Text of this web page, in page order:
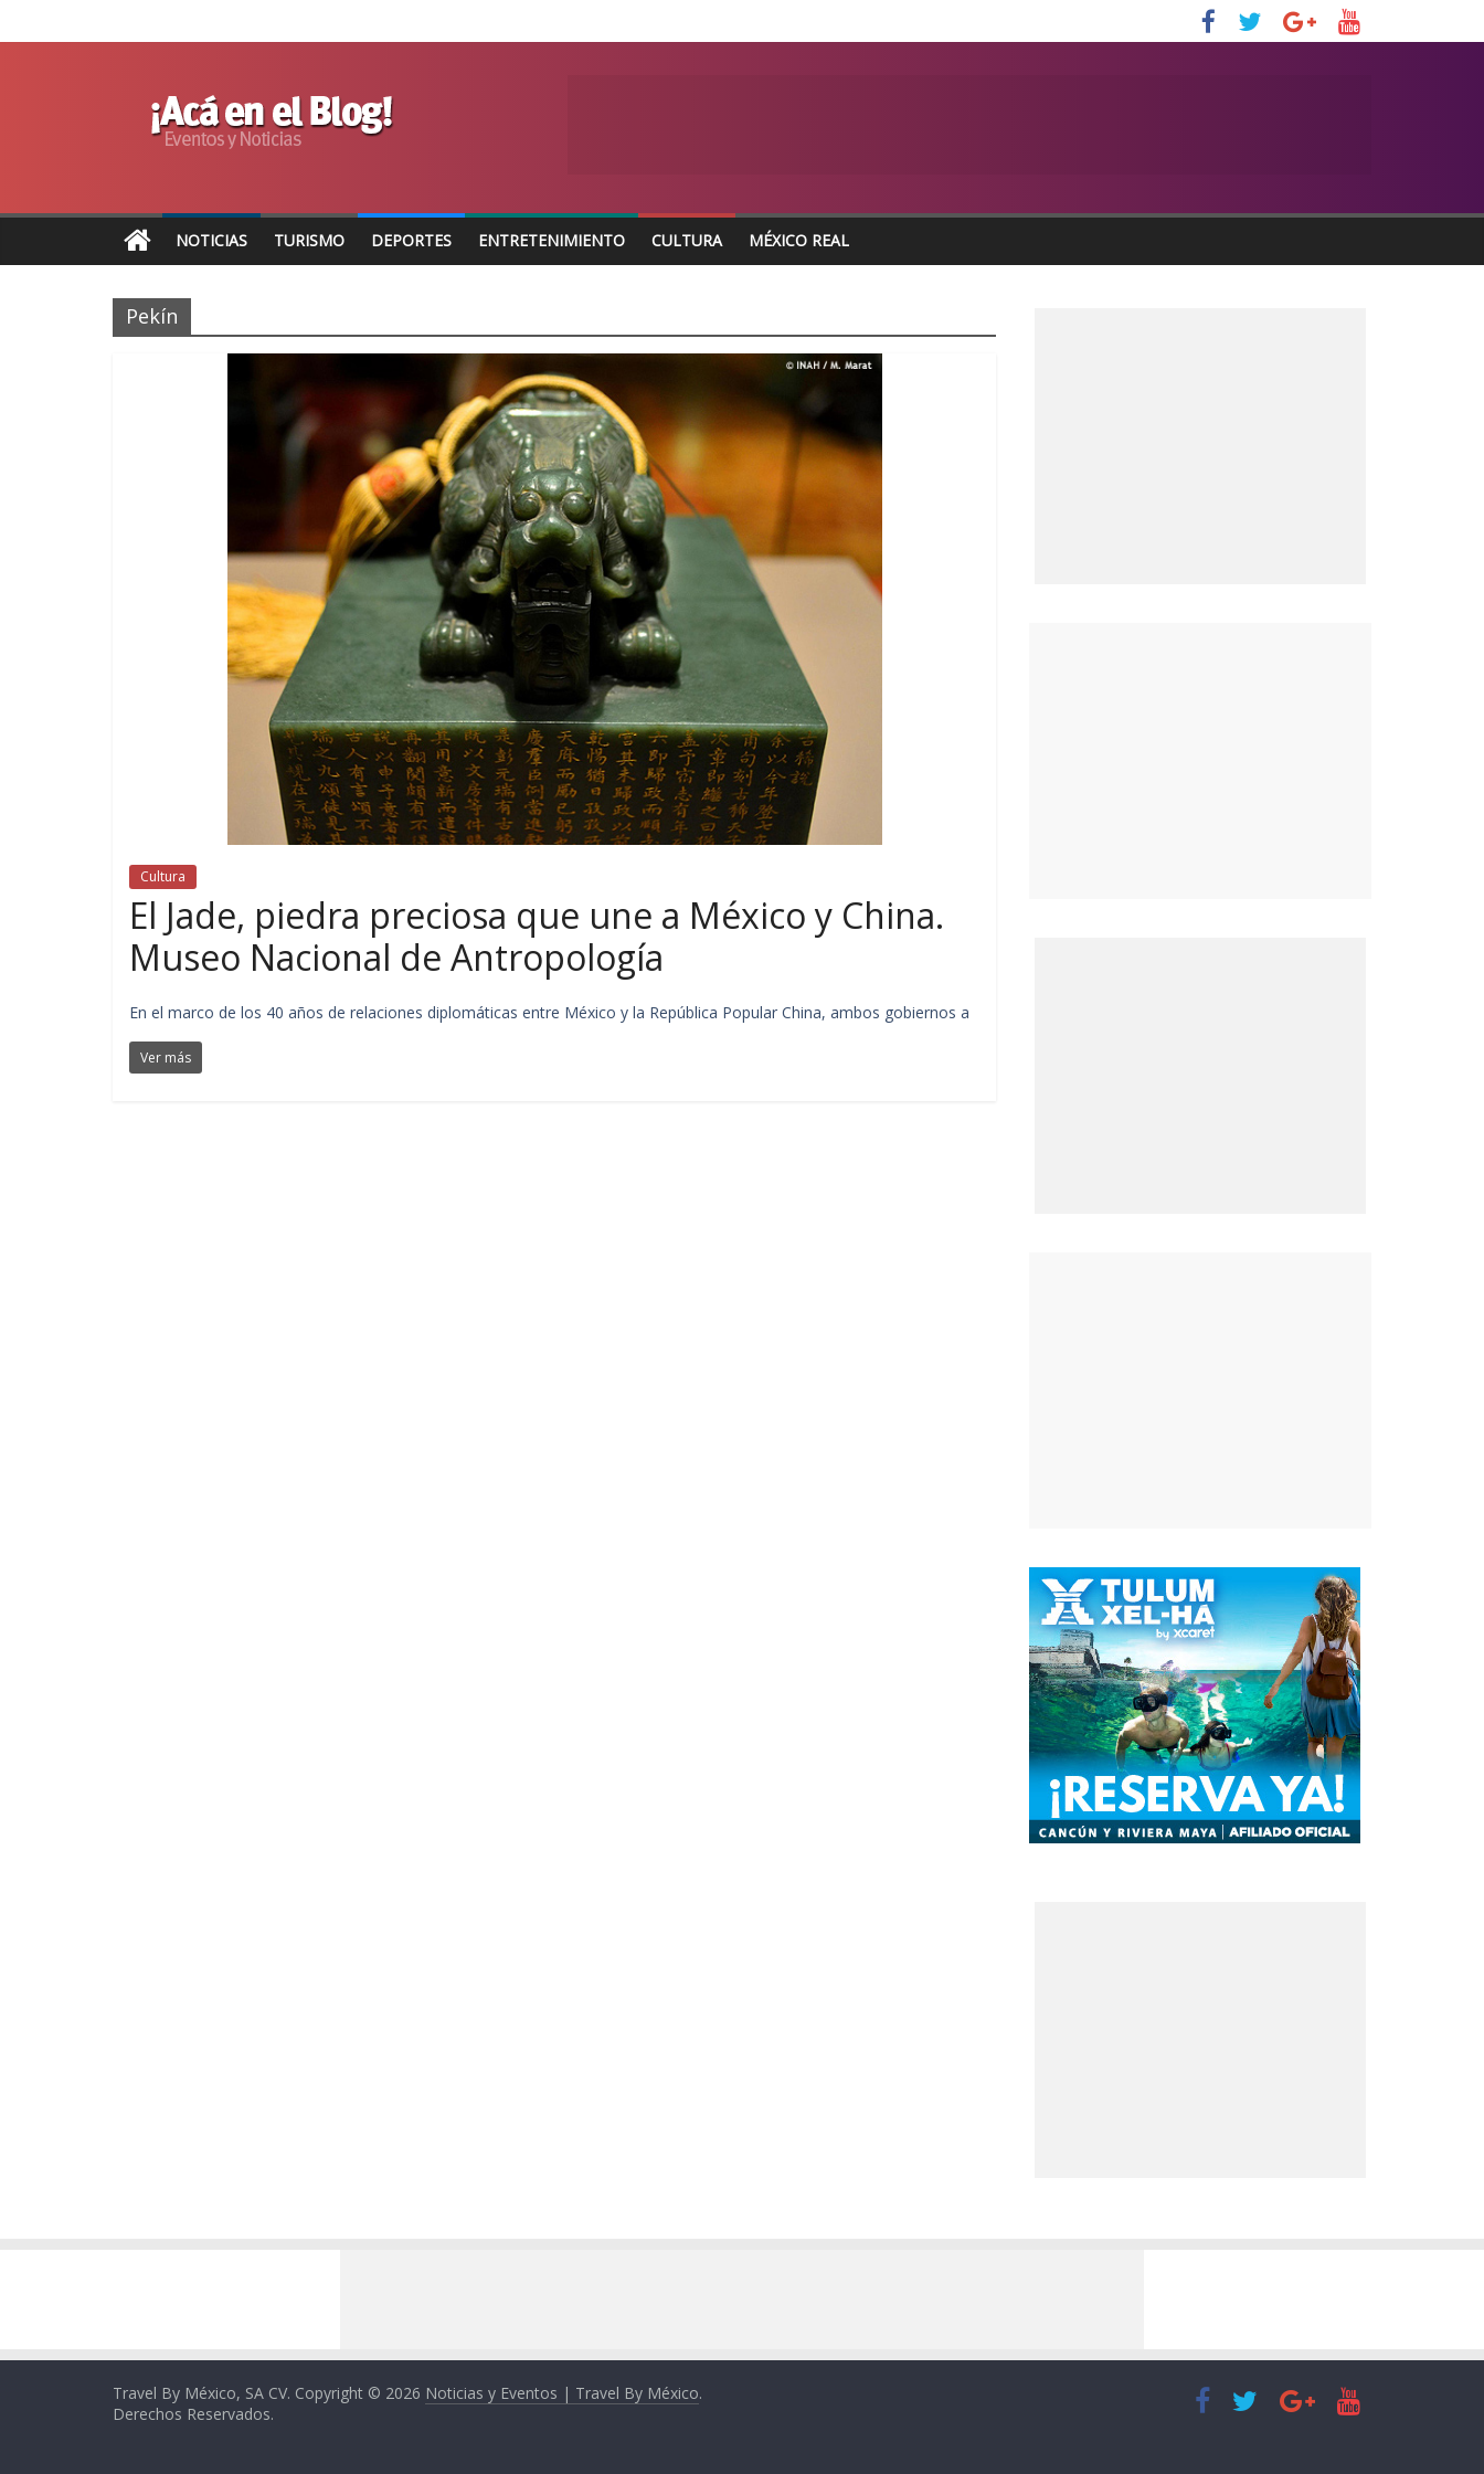
NOTICIAS TURISMO DEPORTES ENTRETENIMIENTO CULTURA MÉXICO REAL
Pekín
Cultura
El Jade, piedra preciosa que une a México y China.
Museo Nacional de Antropología
En el marco de los 40 años de relaciones diplomáticas entre México y la República Popular China, ambos gobiernos a
Ver más
Travel By México, SA CV. Copyright © 2026 Noticias y Eventos | Travel By México.
Derechos Reservados.